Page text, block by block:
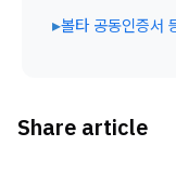
▸볼타 공동인증서
Share article